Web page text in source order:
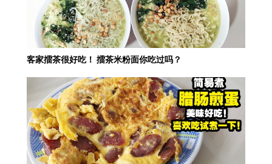
客家擂茶很好吃！ 擂茶米粉面你吃过吗？